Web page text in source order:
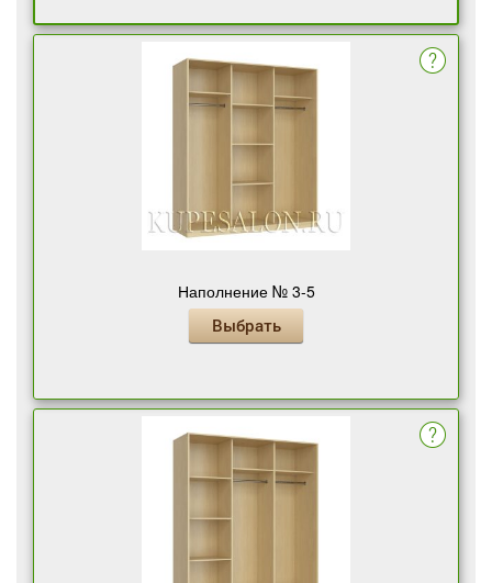
Наполнение № 3-5
Выбрать